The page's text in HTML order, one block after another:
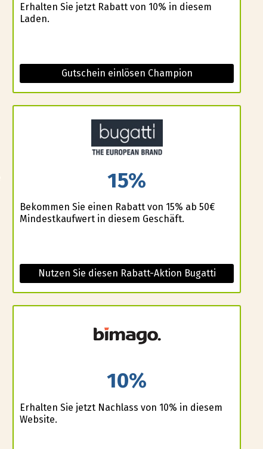
Erhalten Sie jetzt Rabatt von 10% in diesem
Laden.
Gutschein einlösen Champion
15%
Bekommen Sie einen Rabatt von 15% ab 50€
Mindestkaufwert in diesem Geschäft.
Nutzen Sie diesen Rabatt-Aktion Bugatti
10%
Erhalten Sie jetzt Nachlass von 10% in diesem
Website.